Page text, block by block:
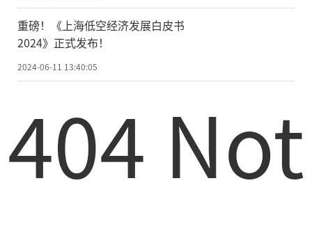
重磅！《上海低空经济发展白皮书
2024》正式发布！
2024-06-11 13:40:05
404 Not